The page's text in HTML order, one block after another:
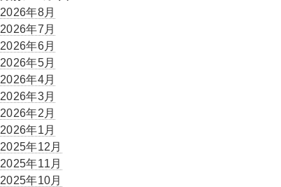
2026年8月
2026年7月
2026年6月
2026年5月
2026年4月
2026年3月
2026年2月
2026年1月
2025年12月
2025年11月
2025年10月